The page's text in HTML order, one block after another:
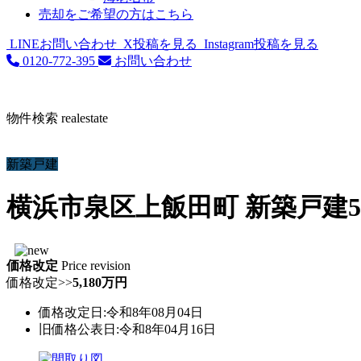
売却をご希望の方はこちら
LINEお問い合わせ X投稿を見る Instagram投稿を見る
0120-772-395
お問い合わせ
物件検索 realestate
新築戸建
横浜市泉区上飯田町 新築戸建
価格改定 Price revision
価格改定>>5,180万円
価格改定日:令和8年08月04日
旧価格公表日:令和8年04月16日